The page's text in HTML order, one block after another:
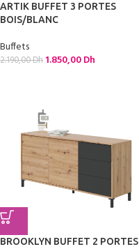
ARTIK BUFFET 3 PORTES
BOIS/BLANC
Buffets
2.190,00Dh 1.850,00Dh
BROOKLYN BUFFET 2 PORTES